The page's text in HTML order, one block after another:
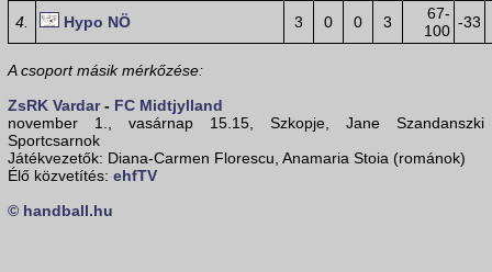
4.
Hypo NÖ 3 0 0 3
67-
100 -33
A csoport másik mérkőzése:
ZsRK Vardar- FC Midtjylland
november 1., vasárnap 15.15, Szkopje, Jane Szandanszki
Sportcsarnok
Játékvezetők: Diana-Carmen Florescu, Anamaria Stoia (románok)
Élő közvetítés: ehfTV
© handball.hu